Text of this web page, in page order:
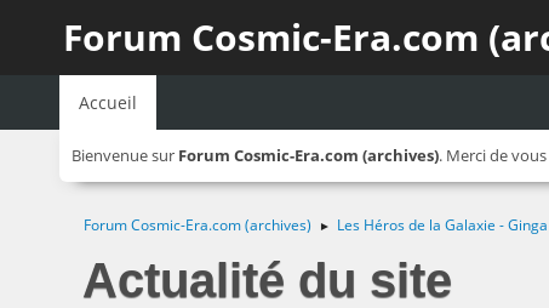
Forum Cosmic-Era.com
Accueil
Bienvenue sur Forum Cosmic-Era.com (archives). Merci de vous
Forum Cosmic-Era.com (archives) ► Les Héros de la Galaxie -
Actualité du site